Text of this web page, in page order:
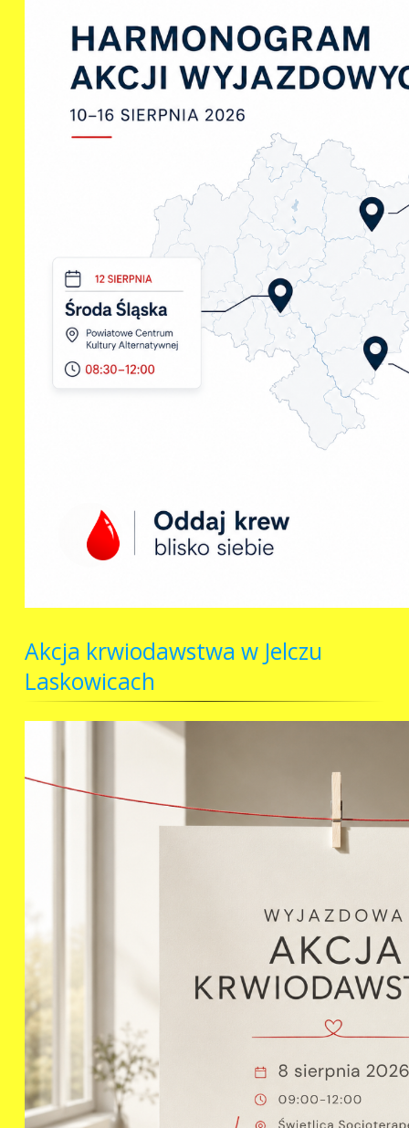
Akcja krwiodawstwa w Jelczu
Laskowicach